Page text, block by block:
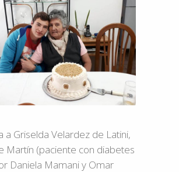
a Griselda Velardez de Latini,
Martín (paciente con diabetes
Daniela Mamani y Omar